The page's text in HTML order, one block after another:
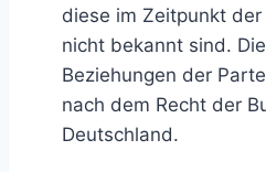
diese im Zeitpunkt
nicht bekannt sind.
Beziehungen der
nach dem Recht der
Deutschland.